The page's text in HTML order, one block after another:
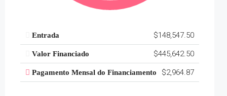
Entrada $148,547.50
Valor Financiado $445,642.50
Pagamento Mensal do Financiamento $2,964.87